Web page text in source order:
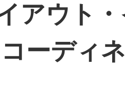
アウト・
ーディ